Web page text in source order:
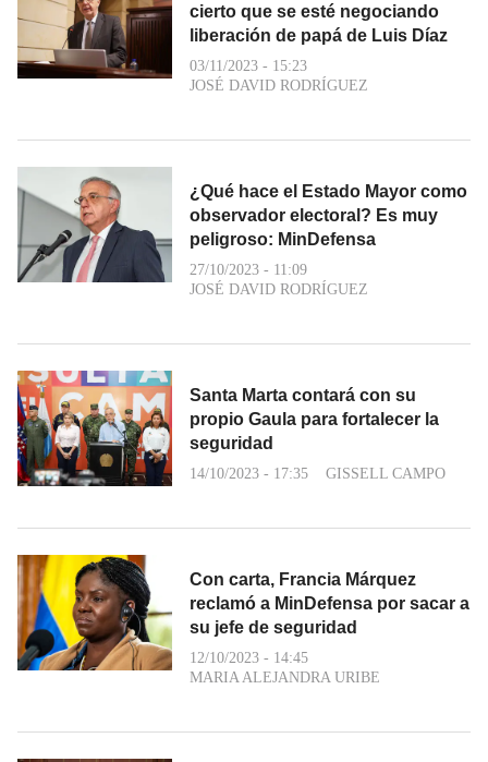
cierto que se esté negociando
liberación de papá de Luis Díaz
03/11/2023 - 15:23
JOSÉ DAVID RODRÍGUEZ
¿Qué hace el Estado Mayor como
observador electoral? Es muy
peligroso: MinDefensa
27/10/2023 - 11:09
JOSÉ DAVID RODRÍGUEZ
Santa Marta contará con su
propio Gaula para fortalecer la
seguridad
14/10/2023 - 17:35 GISSELL CAMPO
Con carta, Francia Márquez
reclamó a MinDefensa por sacar a
su jefe de seguridad
12/10/2023 - 14:45
MARIA ALEJANDRA URIBE